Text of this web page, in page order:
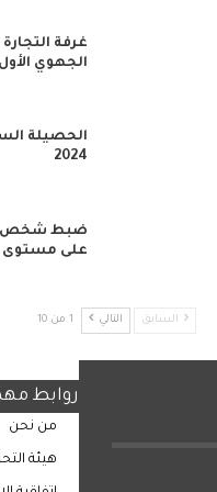
غرفة
الجهوي
الحصيلة
2024
ضبط شخص
على مستوى
السابق التالي 1 من 10
روابط
من نحن
هيئة